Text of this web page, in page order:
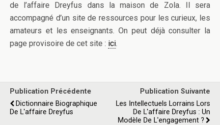
de l’affaire Dreyfus dans la maison de Zola. Il sera
accompagné d’un site de ressources pour les curieux, les
amateurs et les enseignants. On peut déjà consulter la
page provisoire de cet site : ici.
Publication Précédente
Dictionnaire Biographique
De L'affaire Dreyfus
Publication Suivante
Les Intellectuels Lorrains Lors
De L'affaire Dreyfus : Un
Modèle De L'engagement ?